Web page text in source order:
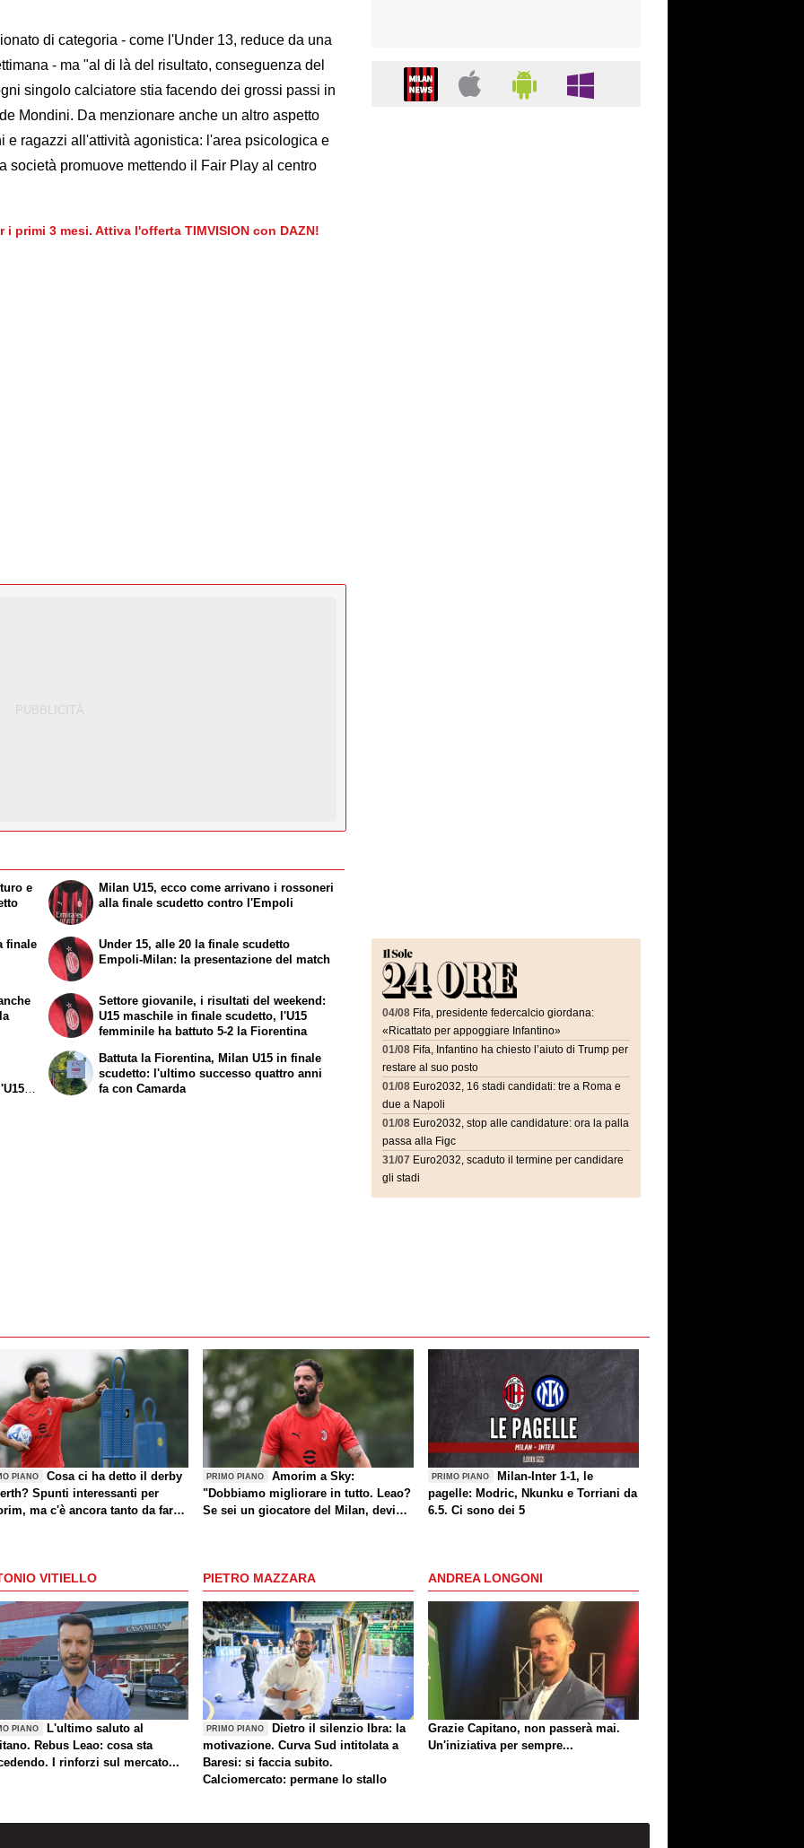
di categoria - come l'Under 13, reduce da una
- ma "al di là del risultato, conseguenza del
singolo calciatore stia facendo dei grossi passi in
Mondini. Da menzionare anche un altro aspetto
e ragazzi all'attività agonistica: l'area psicologica e
società promuove mettendo il Fair Play al centro
i primi 3 mesi. Attiva l'offerta TIMVISION con DAZN!
e
finale
Milan U15, ecco come arrivano i rossoneri
alla finale scudetto contro l'Empoli
Under 15, alle 20 la finale scudetto
Empoli-Milan: la presentazione del match
Settore giovanile, i risultati del weekend:
U15 maschile in finale scudetto, l'U15
femminile ha battuto 5-2 la Fiorentina
Battuta la Fiorentina, Milan U15 in finale
scudetto: l'ultimo successo quattro anni
fa con Camarda
04/08 Fifa, presidente federcalcio giordana:
«Ricattato per appoggiare Infantino»
01/08 Fifa, Infantino ha chiesto l’aiuto di Trump per
restare al suo posto
01/08 Euro2032, 16 stadi candidati: tre a Roma e
due a Napoli
01/08 Euro2032, stop alle candidature: ora la palla
passa alla Figc
31/07 Euro2032, scaduto il termine per candidare
gli stadi
PIANO
Cosa ci ha detto il derby
Spunti interessanti per
ma c'è ancora tanto da fare
PRIMO PIANO
Amorim a Sky:
"Dobbiamo migliorare in tutto. Leao?
Se sei un giocatore del Milan, devi
PRIMO PIANO
Milan-Inter 1-1, le
pagelle: Modric, Nkunku e Torriani da
6.5. Ci sono dei 5
VITIELLO
PIANO
L'ultimo saluto al
Rebus Leao: cosa sta
I rinforzi sul mercato...
PIETRO MAZZARA
PRIMO PIANO
Dietro il silenzio Ibra: la
motivazione. Curva Sud intitolata a
Baresi: si faccia subito.
Calciomercato: permane lo stallo
ANDREA LONGONI
Grazie Capitano, non passerà mai.
Un'iniziativa per sempre...